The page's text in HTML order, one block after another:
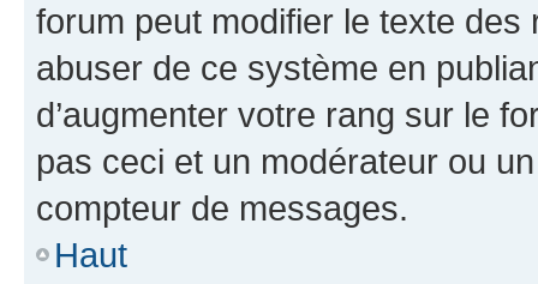
forum peut modifier le texte
abuser de ce système en
d’augmenter votre rang sur le
pas ceci et un modérateur ou
compteur de messages.
Haut